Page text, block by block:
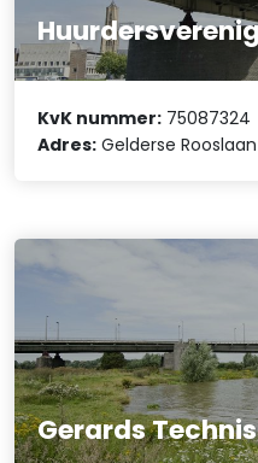
KvK nummer: 75087324
Adres: Gelderse
Gerards